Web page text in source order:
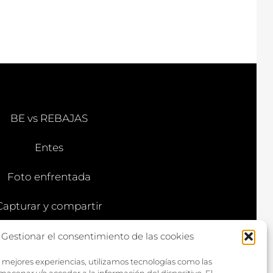
Gestionar el consentimiento de las cookies
mejores experiencias, utilizamos tecnologías como las
BE vs REBAJAS
Entes
Foto enfrentada
y compartir
Vía larga